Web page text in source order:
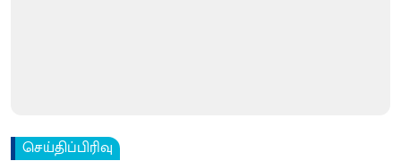
செய்திப்பிரிவு